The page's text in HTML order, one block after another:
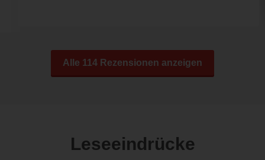
Alle 114 Rezensionen anzeigen
Leseeindrücke